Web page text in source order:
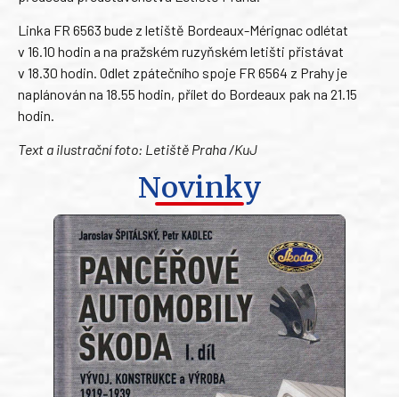
Linka FR 6563 bude z letiště Bordeaux-Mérignac odlétat
v 16.10 hodin a na pražském ruzyňském letišti přistávat
v 18.30 hodin. Odlet zpátečního spoje FR 6564 z Prahy je
naplánován na 18.55 hodin, přílet do Bordeaux pak na 21.15
hodin.
Text a ilustrační foto: Letiště Praha /KuJ
Novinky